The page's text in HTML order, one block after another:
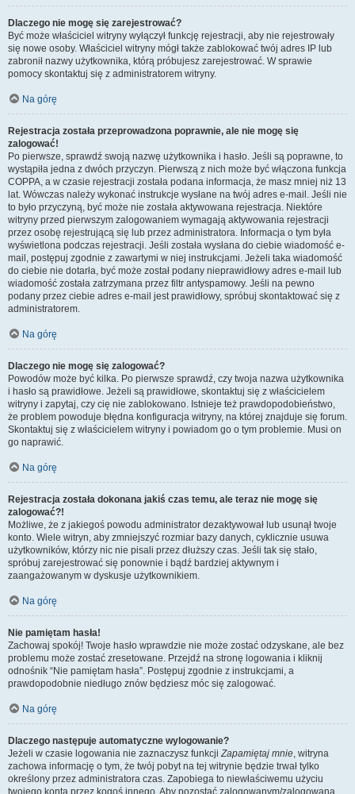
Dlaczego nie mogę się zarejestrować?
Być może właściciel witryny wyłączył funkcję rejestracji, aby nie rejestrowały
się nowe osoby. Właściciel witryny mógł także zablokować twój adres IP lub
zabronił nazwy użytkownika, którą próbujesz zarejestrować. W sprawie
pomocy skontaktuj się z administratorem witryny.
Na górę
Rejestracja została przeprowadzona poprawnie, ale nie mogę się
zalogować!
Po pierwsze, sprawdź swoją nazwę użytkownika i hasło. Jeśli są poprawne, to
wystąpiła jedna z dwóch przyczyn. Pierwszą z nich może być włączona funkcja
COPPA, a w czasie rejestracji została podana informacja, że masz mniej niż 13
lat. Wówczas należy wykonać instrukcje wysłane na twój adres e-mail. Jeśli nie
to było przyczyną, być może nie została aktywowana rejestracja. Niektóre
witryny przed pierwszym zalogowaniem wymagają aktywowania rejestracji
przez osobę rejestrującą się lub przez administratora. Informacja o tym była
wyświetlona podczas rejestracji. Jeśli została wysłana do ciebie wiadomość e-
mail, postępuj zgodnie z zawartymi w niej instrukcjami. Jeżeli taka wiadomość
do ciebie nie dotarła, być może został podany nieprawidłowy adres e-mail lub
wiadomość została zatrzymana przez filtr antyspamowy. Jeśli na pewno
podany przez ciebie adres e-mail jest prawidłowy, spróbuj skontaktować się z
administratorem.
Na górę
Dlaczego nie mogę się zalogować?
Powodów może być kilka. Po pierwsze sprawdź, czy twoja nazwa użytkownika
i hasło są prawidłowe. Jeżeli są prawidłowe, skontaktuj się z właścicielem
witryny i zapytaj, czy cię nie zablokowano. Istnieje też prawdopodobieństwo,
że problem powoduje błędna konfiguracja witryny, na której znajduje się forum.
Skontaktuj się z właścicielem witryny i powiadom go o tym problemie. Musi on
go naprawić.
Na górę
Rejestracja została dokonana jakiś czas temu, ale teraz nie mogę się
zalogować?!
Możliwe, że z jakiegoś powodu administrator dezaktywował lub usunął twoje
konto. Wiele witryn, aby zmniejszyć rozmiar bazy danych, cyklicznie usuwa
użytkowników, którzy nic nie pisali przez dłuższy czas. Jeśli tak się stało,
spróbuj zarejestrować się ponownie i bądź bardziej aktywnym i
zaangażowanym w dyskusje użytkownikiem.
Na górę
Nie pamiętam hasła!
Zachowaj spokój! Twoje hasło wprawdzie nie może zostać odzyskane, ale bez
problemu może zostać zresetowane. Przejdź na stronę logowania i kliknij
odnośnik “Nie pamiętam hasła”. Postępuj zgodnie z instrukcjami, a
prawdopodobnie niedługo znów będziesz móc się zalogować.
Na górę
Dlaczego następuje automatyczne wylogowanie?
Jeżeli w czasie logowania nie zaznaczysz funkcjiZapamiętaj mnie, witryna
zachowa informację o tym, że twój pobyt na tej witrynie będzie trwał tylko
określony przez administratora czas. Zapobiega to niewłaściwemu użyciu
twojego konta przez kogoś innego. Aby pozostać zalogowanym/zalogowaną,